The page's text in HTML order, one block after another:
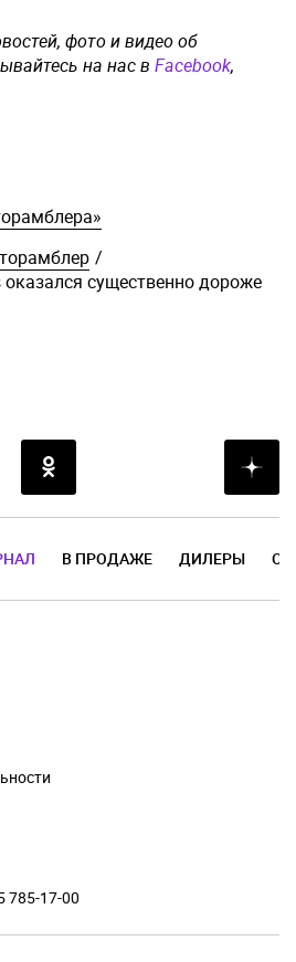
фото и видео об
на нас в Facebook,
/
существенно дороже
В ПРОДАЖЕ ДИЛЕРЫ
785-17-00